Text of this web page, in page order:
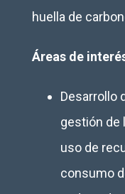
huella de
Áreas de
Desarrollo
gestión de
uso de
consumo